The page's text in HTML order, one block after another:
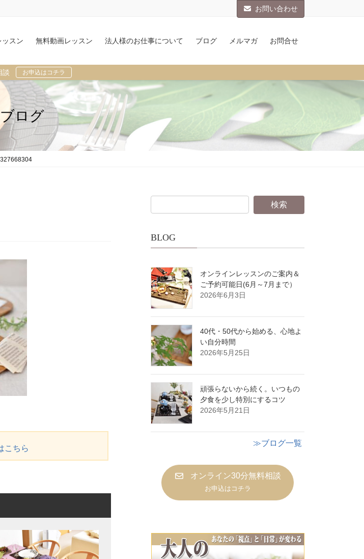
お問い合わせ
ッスン 無料動画レッスン 法人様のお仕事について ブログ メルマガ お問合せ
談 お申込はコチラ
ブログ
こちら
BLOG
オンラインレッスンのご案内＆
ご予約可能日(6月～7月まで）
2026年6月3日
40代・50代から始める、心地よ
い自分時間
2026年5月25日
頑張らないから続く。いつもの
夕食を少し特別にするコツ
2026年5月21日
≫ブログ一覧
オンライン30分無料相談
お申込はコチラ